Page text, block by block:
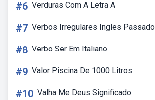
#6 Verduras Com A Letra A
#7 Verbos Irregulares Ingles Passado
#8 Verbo Ser Em Italiano
#9 Valor Piscina De 1000 Litros
#10 Valha Me Deus Significado